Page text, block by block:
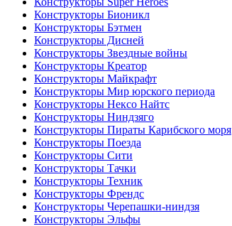
Конструкторы Бионикл
Конструкторы Бэтмен
Конструкторы Дисней
Конструкторы Звездные войны
Конструкторы Креатор
Конструкторы Майкрафт
Конструкторы Мир юрского периода
Конструкторы Нексо Найтс
Конструкторы Ниндзяго
Конструкторы Пираты Карибского моря
Конструкторы Поезда
Конструкторы Сити
Конструкторы Тачки
Конструкторы Техник
Конструкторы Френдс
Конструкторы Черепашки-ниндзя
Конструкторы Эльфы